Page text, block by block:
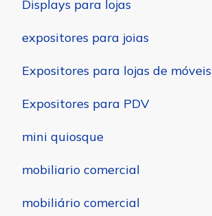
Displays para lojas
expositores para joias
Expositores para lojas de móveis
Expositores para PDV
mini quiosque
mobiliario comercial
mobiliário comercial